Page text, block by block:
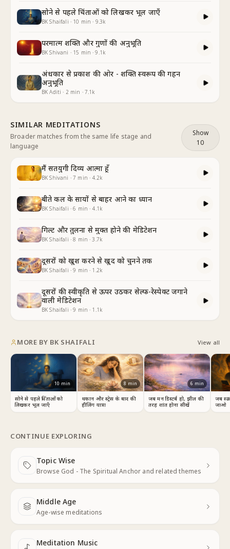
सोने से पहले चिंताओं को लिखकर भूल जाएँ
BK Shaifali · 10 min · 9.3k
परमात्म शक्ति और गुणों की अनुभूति
BK Shivani · 15 min ·9.1k
अंधकार से प्रकाश की ओर - शक्ति स्वरूप की गहन
अनुभूति
BK Aditi · 2 min · 7.1k
SIMILAR MEDITATIONS
Broader matches from the same life stage and
language
Show
10
मैं सतयुगी दिव्य आत्मा हूँ
BK Shivani ·7 min ·4.2k
बीते कल के सायों से बाहर आने का ध्यान
BK Shaifali ·6 min ·4.1k
गिल्ट और तुलना से मुक्त होने की मेडिटेशन
BK Shaifali ·8 min ·3.7k
दूसरों को खुश करने से खुद को चुनने तक
BK Shaifali ·9 min · 1.2k
दूसरों की स्वीकृति से ऊपर उठकर सेल्फ-रेस्पेक्ट जगाने
वाली मेडिटेशन
BK Shaifali ·9 min · 1.1k
MORE BY BK SHAIFALI View all
10 min
सोने से पहले चिंताओं को
लिखकर भूल जाएँ
8 min
थकान और स्ट्रेस के बाद की
हीलिंग यात्रा
6 min
जब मन डिस्टर्ब हो, झील की
तरह शांत होना सीखें
जब
जाओ
CONTINUE EXPLORING
Topic Wise
Browse God - The Spiritual Anchor and related themes
Next
Middle Age
Age-wise meditations
Next
Meditation Music